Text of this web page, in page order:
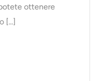
ottenere
[...]